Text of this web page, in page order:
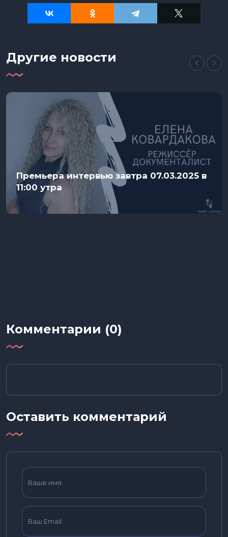
Другие новости
Премьера интервью завтра 07.03.2025 в
11:00 утра
Комментарии (0)
Оставить комментарий